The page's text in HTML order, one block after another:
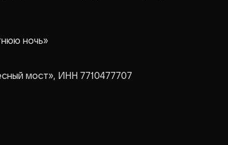
ночь»
мост», ИНН 7710477707